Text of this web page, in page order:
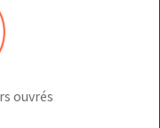
ouvrés